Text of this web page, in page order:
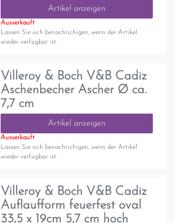
Artikel anzeigen
Ausverkauft
Lassen Sie sich benachrichigen, wenn der Artikel
wieder verfügbar ist.
Villeroy & Boch V&B Cadiz
Aschenbecher Ascher Ø ca.
7,7 cm
Artikel anzeigen
Ausverkauft
Lassen Sie sich benachrichigen, wenn der Artikel
wieder verfügbar ist.
Villeroy & Boch V&B Cadiz
Auflaufform feuerfest oval
33,5 x 19cm 5,7 cm hoch